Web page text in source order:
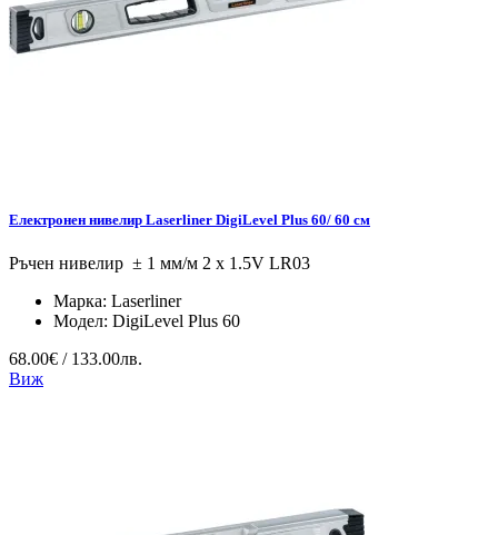
Електронен нивелир Laserliner DigiLevel Plus 60/ 60 см
Ръчен нивелир ± 1 мм/м 2 x 1.5V LR03
Марка: Laserliner
Модел: DigiLevel Plus 60
68.00€ / 133.00лв.
Виж